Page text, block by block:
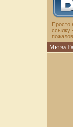
Просто
ссылку
Мы на